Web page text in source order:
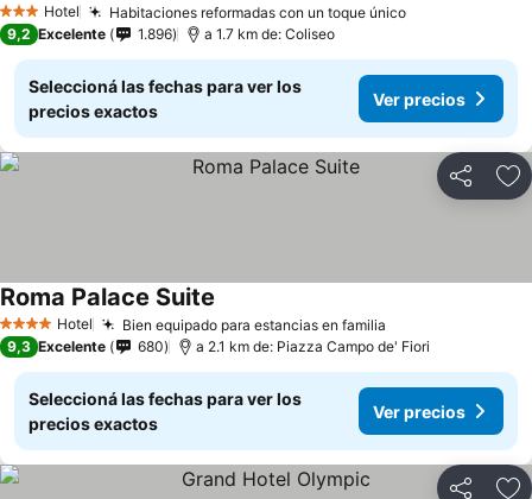
3 Estrellas
Hotel Habitaciones reformadas con un toque único
9,2 Excelente 1.896 a 1.7 km de: Coliseo
Seleccioná las fechas para ver los
precios exactos
Ver precios
Compartir
4 EstrellasHotel Bien equipado para estancias en familia
Roma Palace Suite
9,3 Excelente 680 a 2.1 km de: Piazza Campo de' Fiori
Seleccioná las fechas para ver los
precios exactos
Ver precios